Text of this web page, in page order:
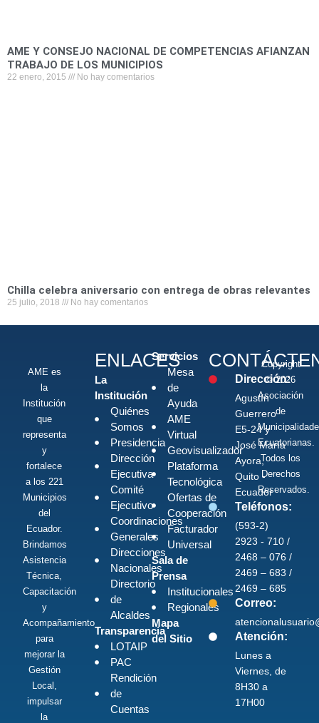
AME Y CONSEJO NACIONAL DE COMPETENCIAS AFIANZAN
TRABAJO DE LOS MUNICIPIOS
22 enero, 2015 No hay comentarios
Chilla celebra aniversario con entrega de obras relevantes
25 julio, 2018 No hay comentarios
AME es
la
Institución
que
representa
y
fortalece
a los 221
Municipios
del
Ecuador.
Brindamos
Asistencia
Técnica,
Capacitación
y
Acompañamiento
para
mejorar la
Gestión
Local,
impulsar
la
ENLACES
La
Institución
Quiénes
Somos
Presidencia
Dirección
Ejecutiva
Comité
Ejecutivo
Coordinaciones
Generales
Direcciones
Nacionales
Directorio
de
Alcaldes
Transparencia
LOTAIP
PAC
Rendición
de
Cuentas
Servicios
Mesa
de
Ayuda
AME
Virtual
Geovisualizador
Plataforma
Tecnológica
Ofertas de
Cooperación
Facturador
Universal
Sala de
Prensa
Institucionales
Regionales
Mapa
del Sitio
Dirección:
Agustín
Guerrero
E5-24 y
José María
Ayora,
Quito -
Ecuador
Teléfonos:
(593-2)
2923 - 710 /
2468 – 076 /
2469 – 683 /
2469 – 685
Correo:
Atención:
Lunes a
Viernes, de
8H30 a
17H00
Copyright
© 2026
Asociación
de
Ecuatorianas.
Todos los
Derechos
Reservados.